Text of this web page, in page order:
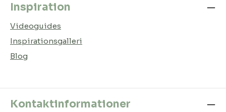
Inspiration
Videoguides
Inspirationsgalleri
Blog
Kontaktinformationer